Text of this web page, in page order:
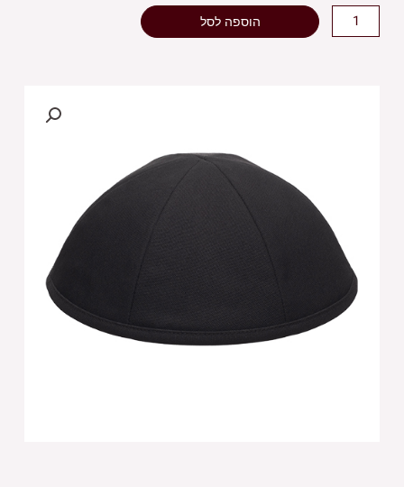
כמות
של
חלקים
הוספה לסל